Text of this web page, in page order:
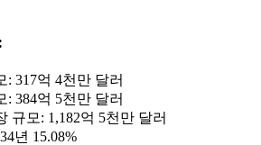
: 317억 4천만 달러
: 384억 5천만 달러
규모: 1,182억 5천만 달러
년 15.08%